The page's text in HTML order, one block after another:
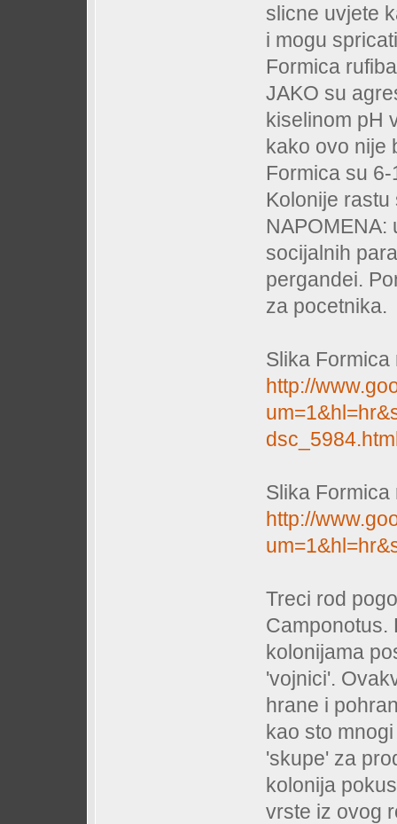
slicne uvjete
i mogu
Formica
JAKO su
kiselinom pH
kako ovo nije
Formica su
Kolonije
NAPOMENA:
socijalnih
pergandei.
za pocetnika.
Slika
http://
Slika
http://
Treci rod
Camponotus.
kolonijama
'vojnici'.
hrane i
kao sto
'skupe' za
kolonija
vrste iz ovog